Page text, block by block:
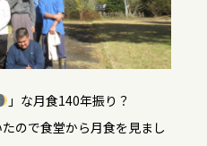
」な月食140年振り？
ので食堂から月食を見まし